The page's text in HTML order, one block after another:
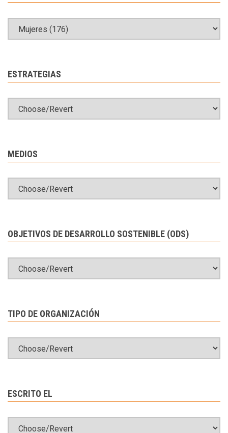
ESTRATEGIAS
MEDIOS
OBJETIVOS DE DESARROLLO SOSTENIBLE (ODS)
TIPO DE ORGANIZACIÓN
ESCRITO EL